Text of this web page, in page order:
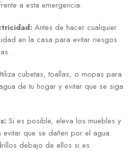
a esta emergencia:
Antes de hacer cualquier
en la casa para evitar riesgos
cubetas, ‌toallas, o mopas para
de tu hogar⁣ y⁤ evitar que se siga
Si es posible, eleva los muebles y
que se ⁢dañen⁣ por el agua.
debajo de ellos si es